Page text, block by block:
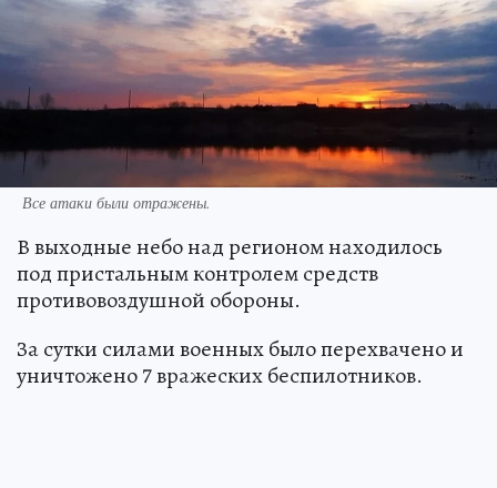
Все атаки были отражены.
В выходные небо над регионом находилось
под пристальным контролем средств
противовоздушной обороны.
За сутки силами военных было перехвачено и
уничтожено 7 вражеских беспилотников.